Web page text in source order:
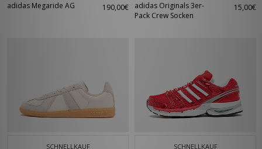
adidas Megaride AG 190,00€
adidas Originals 3er-
Pack Crew Socken
15,00€
SCHNELLKAUF SCHNELLKAUF